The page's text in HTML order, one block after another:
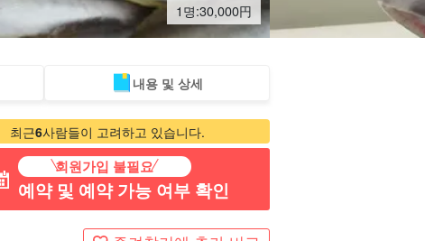
1명:30,000円
바다거북 투어 포토투어
내용 및 상세
최근6사람들이 고려하고 있습니다.
회원가입 불필요
예약 및 예약 가능 여부 확인